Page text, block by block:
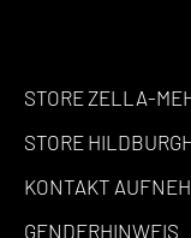
STORE ZELLA-
STORE
KONTAKT
GENDERHINWEIS